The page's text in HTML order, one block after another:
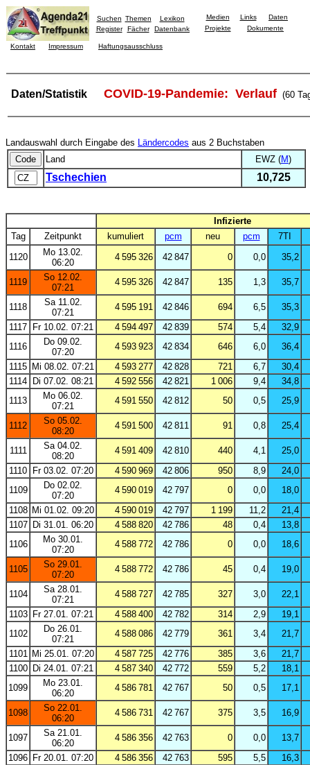
Suchen Themen
Lexikon
Register
Fächer Datenbank
Medien Links
Daten
Projekte
Dokumente
Kontakt Impressum Haftungsausschluss
Daten/Statistik COVID-19-Pandemie: Verlauf (60
Landauswahl durch Eingabe des Ländercodes aus 2 Buchstaben
Land
EWZ (M)
Tschechien 10,725
Infizierte
Tag
Zeitpunkt kumuliert pcm neu pcm 7TI
1120
Mo 13.02.
06:20
4 595 326 42 847 0 0,0 35,2
1119
So 12.02.
07:21
4 595 326 42 847 135 1,3 35,7
1118
Sa 11.02.
07:21
4 595 191 42 846 694 6,5
35,3
1117
Fr 10.02. 07:21 4 594 497 42 839 574 5,4
32,9
1116
Do 09.02.
07:20
4 593 923 42 834 646 6,0
36,4
1115 Mi 08.02. 07:21 4 593 277 42 828 721 6,7
30,4
1114
Di 07.02. 08:21 4 592 556 42 821 1 006 9,4
34,8
1113
Mo 06.02.
07:21
4 591 550 42 812 50 0,5 25,9
1112
So 05.02.
08:20
4 591 500 42 811 91 0,8 25,4
1111
Sa 04.02.
08:20
4 591 409 42 810 440 4,1
25,0
1110
Fr 03.02. 07:20 4 590 969 42 806 950 8,9
24,0
1109
Do 02.02.
07:20
4 590 019 42 797 0 0,0
18,0
1108 Mi 01.02. 09:20 4 590 019 42 797 1 199 11,2
21,4
1107
Di 31.01. 06:20 4 588 820 42 786 48 0,4
13,8
1106
Mo 30.01.
07:20
4 588 772 42 786 0 0,0 18,6
1105
So 29.01.
07:20
4 588 772 42 786 45 0,4 19,0
1104
Sa 28.01.
07:21
4 588 727 42 785 327 3,0
22,1
1103
Fr 27.01. 07:21 4 588 400 42 782 314 2,9
19,1
1102
Do 26.01.
07:21
4 588 086 42 779 361 3,4
21,7
1101 Mi 25.01. 07:20 4 587 725 42 776 385 3,6
21,7
1100
Di 24.01. 07:21 4 587 340 42 772 559 5,2
18,1
1099
Mo 23.01.
06:20
4 586 781 42 767 50 0,5 17,1
1098
So 22.01.
06:20
4 586 731 42 767 375 3,5 16,9
1097
Sa 21.01.
06:20
4 586 356 42 763 0 0,0
13,7
1096 Fr 20.01. 07:20 4 586 356 42 763 595 5,5
16,3